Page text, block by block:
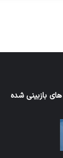
بازبینی شده
کدام